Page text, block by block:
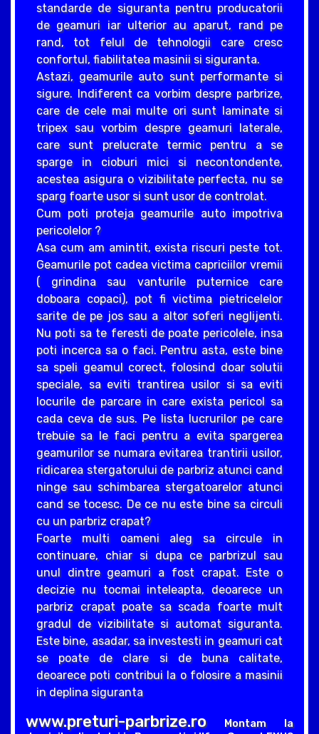
standarde de siguranta pentru producatorii
de geamuri iar ulterior au aparut, rand pe
rand, tot felul de tehnologii care cresc
confortul, fiabilitatea masinii si siguranta.
Astazi, geamurile auto sunt performante si
sigure. Indiferent ca vorbim despre parbrize,
care de cele mai multe ori sunt laminate si
tripex sau vorbim despre geamuri laterale,
care sunt prelucrate termic pentru a se
sparge in cioburi mici si necontondente,
acestea asigura o vizibilitate perfecta, nu se
sparg foarte usor si sunt usor de controlat.
Cum poti proteja geamurile auto impotriva
pericolelor ?
Asa cum am amintit, exista riscuri peste tot.
Geamurile pot cadea victima capriciilor vremii
( grindina sau vanturile puternice care
doboara copaci), pot fi victima pietricelelor
sarite de pe jos sau a altor soferi neglijenti.
Nu poti sa te feresti de poate pericolele, insa
poti incerca sa o faci. Pentru asta, este bine
sa speli geamul corect, folosind doar solutii
speciale, sa eviti trantirea usilor si sa eviti
locurile de parcare in care exista pericol sa
cada ceva de sus. Pe lista lucrurilor pe care
trebuie sa le faci pentru a evita spargerea
geamurilor se numara evitarea trantirii usilor,
ridicarea stergatorului de parbriz atunci cand
ninge sau schimbarea stergatoarelor atunci
cand se tocesc. De ce nu este bine sa circuli
cu un parbriz crapat?
Foarte multi oameni aleg sa circule in
continuare, chiar si dupa ce parbrizul sau
unul dintre geamuri a fost crapat. Este o
decizie nu tocmai inteleapta, deoarece un
parbriz crapat poate sa scada foarte mult
gradul de vizibilitate si automat siguranta.
Este bine, asadar, sa investesti in geamuri cat
se poate de clare si de buna calitate,
deoarece poti contribui la o folosire a masinii
in deplina siguranta
www.preturi-parbrize.roMontam la